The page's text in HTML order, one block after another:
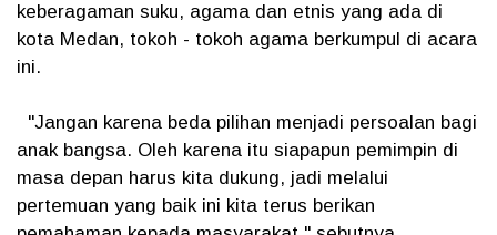
keberagaman suku, agama dan etnis yang ada di
kota Medan, tokoh - tokoh agama berkumpul di acara
ini.
"Jangan karena beda pilihan menjadi persoalan bagi
anak bangsa. Oleh karena itu siapapun pemimpin di
masa depan harus kita dukung, jadi melalui
pertemuan yang baik ini kita terus berikan